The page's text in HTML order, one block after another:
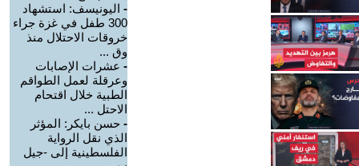
- اليونيسف: استشهاد
300 طفل في غزة جراء
خروقات الاحتلال منذ
وق ...
- عشرات الإصابات
وعرقلة لعمل الطواقم
الطبية خلال اقتحام
الاحتل ...
- حسن بايكر: المؤثر
الذي نقل الرواية
الفلسطينية إلى -جيل